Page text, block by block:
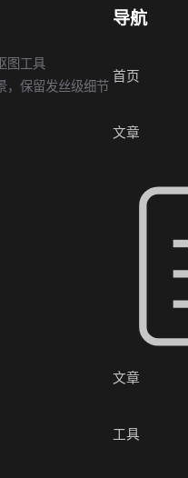
图工具
，保留发丝级细节
导航
首页
文章
文章
工具